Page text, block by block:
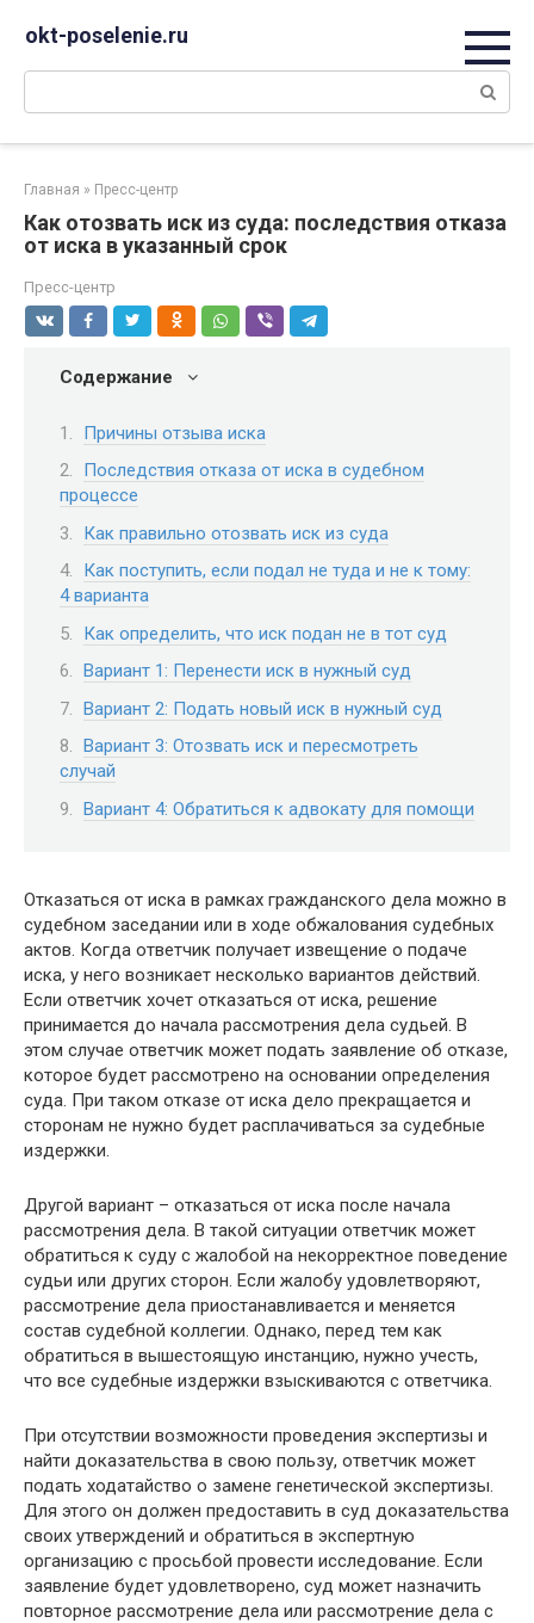
okt-poselenie.ru
Поиск:
Главная » Пресс-центр
Как отозвать иск из суда: последствия отказа
от иска в указанный срок
Пресс-центр
Содержание
Причины отзыва иска
Последствия отказа от иска в судебном
процессе
Как правильно отозвать иск из суда
Как поступить, если подал не туда и не к тому:
4 варианта
Как определить, что иск подан не в тот суд
Вариант 1: Перенести иск в нужный суд
Вариант 2: Подать новый иск в нужный суд
Вариант 3: Отозвать иск и пересмотреть
случай
Вариант 4: Обратиться к адвокату для помощи
Отказаться от иска в рамках гражданского дела можно в
судебном заседании или в ходе обжалования судебных
актов. Когда ответчик получает извещение о подаче
иска, у него возникает несколько вариантов действий.
Если ответчик хочет отказаться от иска, решение
принимается до начала рассмотрения дела судьей. В
этом случае ответчик может подать заявление об отказе,
которое будет рассмотрено на основании определения
суда. При таком отказе от иска дело прекращается и
сторонам не нужно будет расплачиваться за судебные
издержки.
Другой вариант – отказаться от иска после начала
рассмотрения дела. В такой ситуации ответчик может
обратиться к суду с жалобой на некорректное поведение
судьи или других сторон. Если жалобу удовлетворяют,
рассмотрение дела приостанавливается и меняется
состав судебной коллегии. Однако, перед тем как
обратиться в вышестоящую инстанцию, нужно учесть,
что все судебные издержки взыскиваются с ответчика.
При отсутствии возможности проведения экспертизы и
найти доказательства в свою пользу, ответчик может
подать ходатайство о замене генетической экспертизы.
Для этого он должен предоставить в суд доказательства
своих утверждений и обратиться в экспертную
организацию с просьбой провести исследование. Если
заявление будет удовлетворено, суд может назначить
повторное рассмотрение дела или рассмотрение дела с